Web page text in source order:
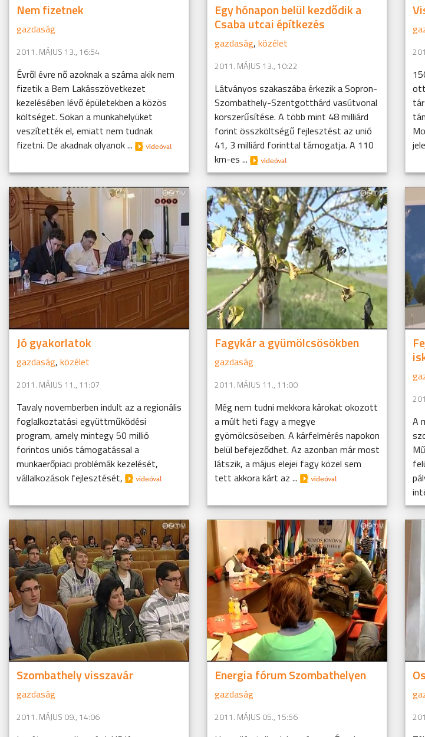
Nem fizetnek
gazdaság
2011. MÁJUS 13., 16:54
Évről évre nő azoknak a száma akik nem
fizetik a Bem Lakásszövetkezet
kezelésében lévő épületekben a közös
költséget. Sokan a munkahelyüket
veszítették el, emiatt nem tudnak
fizetni. De akadnak olyanok ...
Egy hónapon belül kezdődik a
Csaba utcai építkezés
gazdaság, közélet
2011. MÁJUS 13., 10:22
Látványos szakaszába érkezik a Sopron-
Szombathely-Szentgotthárd vasútvonal
korszerűsítése. A több mint 48 milliárd
forint összköltségű fejlesztést az unió
41, 3 milliárd forinttal támogatja. A 110
km-es ...
Jó gyakorlatok
gazdaság, közélet
2011. MÁJUS 11., 11:07
Tavaly novemberben indult az a regionális
foglalkoztatási együttműködési
program, amely mintegy 50 millió
forintos uniós támogatással a
munkaerőpiaci problémák kezelését,
vállalkozások fejlesztését,
Fagykár a gyümölcsösökben
gazdaság
2011. MÁJUS 11., 11:00
Még nem tudni mekkora károkat okozott
a múlt heti fagy a megye
gyömölcsöseiben. A kárfelmérés napokon
belül befejeződhet. Az azonban már most
látszik, a május elejei fagy közel sem
tett akkora kárt az ...
A
Szombathely visszavár
gazdaság
2011. MÁJUS 09., 14:06
Energia fórum Szombathelyen
gazdaság
2011. MÁJUS 05., 15:56